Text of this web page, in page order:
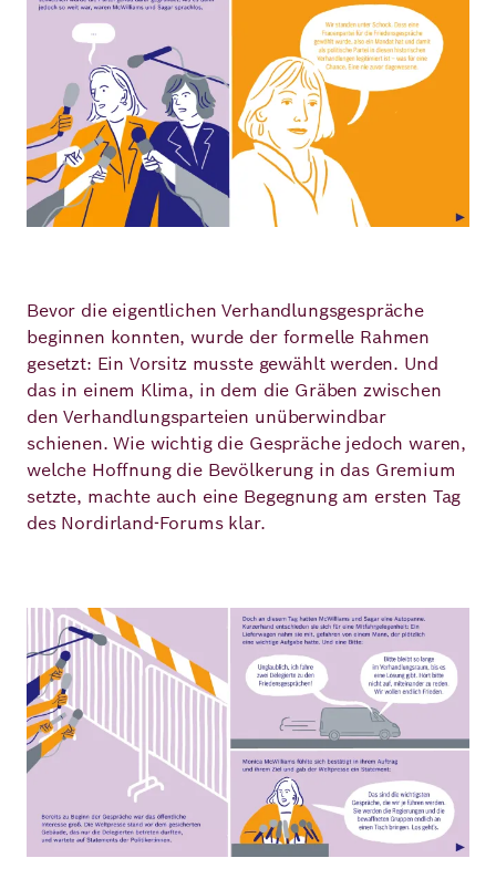
Bevor die eigentlichen Verhandlungsgespräche
beginnen konnten, wurde der formelle Rahmen
gesetzt: Ein Vorsitz musste gewählt werden. Und
das in einem Klima, in dem die Gräben zwischen
den Verhandlungsparteien unüberwindbar
schienen. Wie wichtig die Gespräche jedoch waren,
welche Hoffnung die Bevölkerung in das Gremium
setzte, machte auch eine Begegnung am ersten Tag
des Nordirland-Forums klar.
Bild